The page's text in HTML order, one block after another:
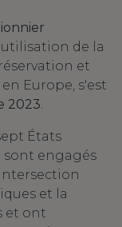
de la
et
Europe, s'est
2023
États
sont engagés
et la
et ont